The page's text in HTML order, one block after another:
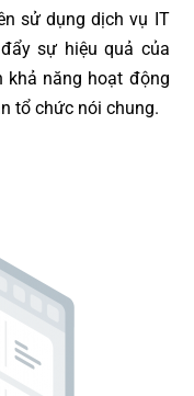
sử dụng dịch vụ IT
sự hiệu quả của
khả năng hoạt động
tổ chức nói chung.